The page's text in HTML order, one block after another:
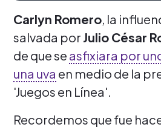
Carlyn Romero, la
salvada por Julio César
de que se asfixiara por
una uva en medio de la
'Juegos en Línea'.
Recordemos que fue